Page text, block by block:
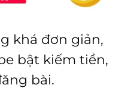
khá đơn giản,
bật kiếm tiền,
bài.